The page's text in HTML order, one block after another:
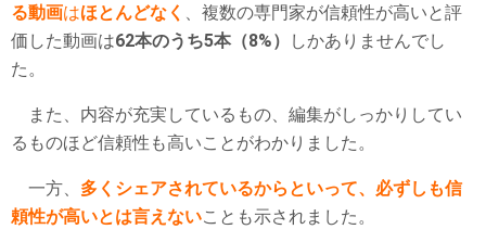
る動画はほとんどなく
、複数の専門家が信頼性が高いと評
価した動画は62本のうち5本（8%）
しかありませんでし
た。
また、内容が充実しているもの、編集がしっかりしてい
るものほど信頼性も高いことがわかりました。
一方、 多くシェアされているからといって、必ずしも信
頼性が高いとは言えないことも示されました。